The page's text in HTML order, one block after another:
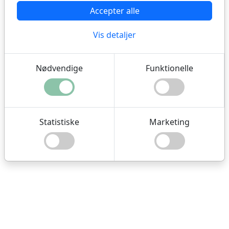
Accepter alle
Vis detaljer
Nødvendige Funktionelle
Statistiske Marketing
Onlinebilletter købes
fremover på
www.sundbusserne.dk